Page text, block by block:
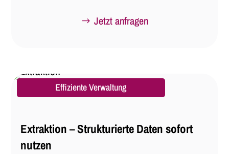
Jetzt anfragen
Effiziente Verwaltung
Extraktion – Strukturierte Daten sofort
nutzen